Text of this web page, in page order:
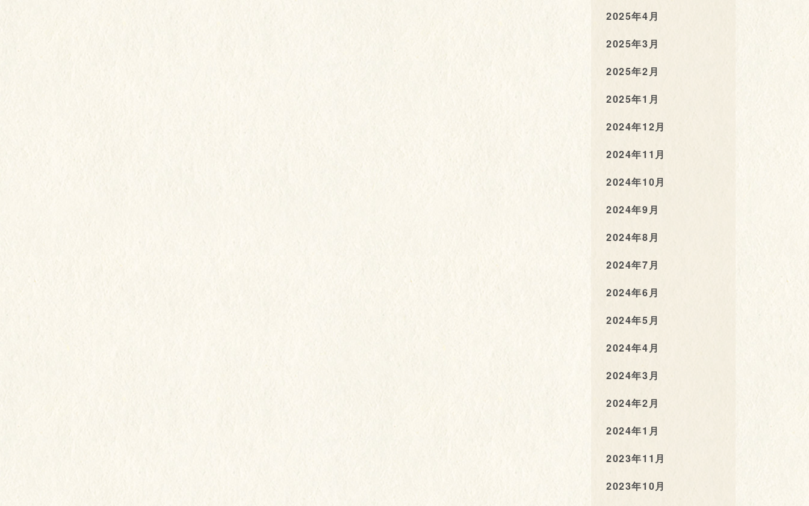
2025年4月
2025年3月
2025年2月
2025年1月
2024年12月
2024年11月
2024年10月
2024年9月
2024年8月
2024年7月
2024年6月
2024年5月
2024年4月
2024年3月
2024年2月
2024年1月
2023年11月
2023年10月